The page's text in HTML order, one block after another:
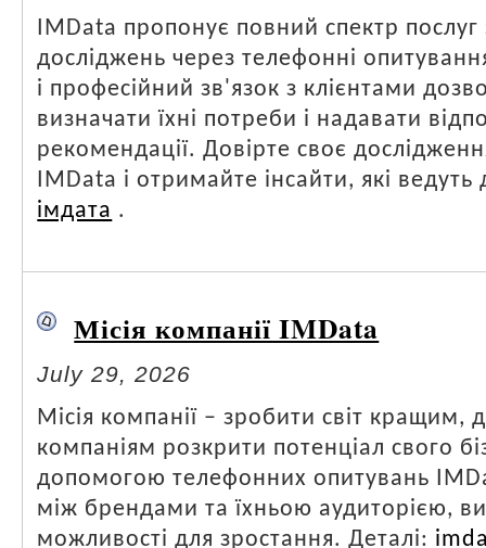
IMData пропонує повний спектр
досліджень через телефонні
і професійний зв'язок з клієнтами
визначати їхні потреби і надавати
рекомендації. Довірте своє
IMData і отримайте інсайти, які ведуть
імдата .
Місія компанії IMData
July 29, 2026
Місія компанії – зробити світ
компаніям розкрити потенціал свого
допомогою телефонних опитувань
між брендами та їхньою аудиторією,
можливості для зростання. Деталі: